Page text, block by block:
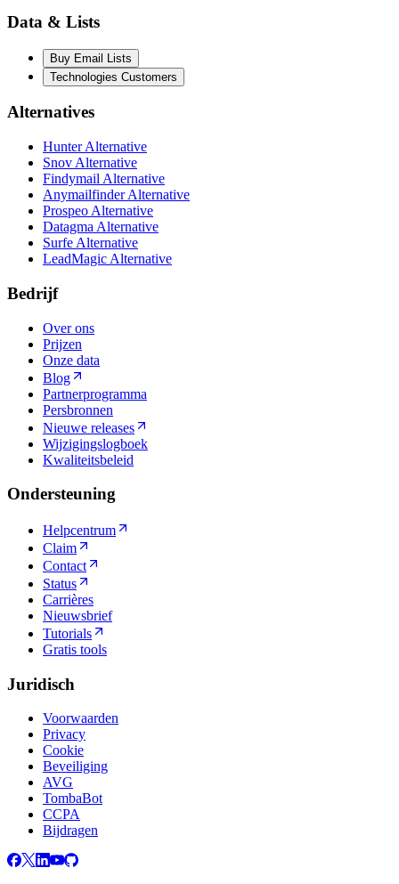
Data & Lists
Buy Email Lists
Technologies Customers
Alternatives
Hunter Alternative
Snov Alternative
Findymail Alternative
Anymailfinder Alternative
Prospeo Alternative
Datagma Alternative
Surfe Alternative
LeadMagic Alternative
Bedrijf
Over ons
Prijzen
Onze data
Blog
Partnerprogramma
Persbronnen
Nieuwe releases
Wijzigingslogboek
Kwaliteitsbeleid
Ondersteuning
Helpcentrum
Claim
Contact
Status
Carrières
Nieuwsbrief
Tutorials
Gratis tools
Juridisch
Voorwaarden
Privacy
Cookie
Beveiliging
AVG
TombaBot
CCPA
Bijdragen